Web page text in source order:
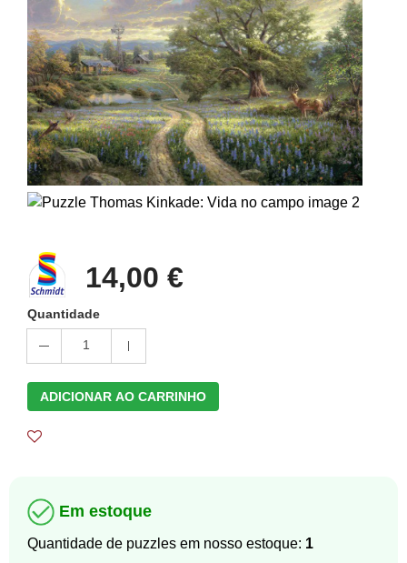
14,00 €
Quantidade
1
ADICIONAR AO CARRINHO
Em estoque
Quantidade de puzzles em nosso estoque: 1